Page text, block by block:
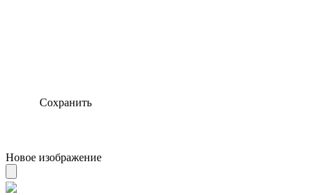
Сохранить
Новое изображение